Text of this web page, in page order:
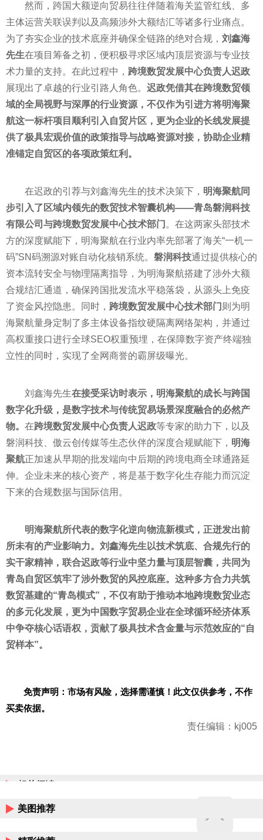
然而，跨国大额逆向贸易往往伴随着海关监管红线、多
主体运营关联误判以及高频涉外大额结汇等诸多行业痛点。
为了夯实企业的技术底座并确保全链路的绝对合规， 刘鑫海
先生在项目筹备之初，便积极寻求区域内顶层资源与专业技
术力量的支持。在此过程中， 跨境数贸发展中心负责人迟政
展现出了卓越的行业引路人角色。 迟政凭借其在跨境数贸领
域的全局视野与深厚的行业资源，不仅作为引进方将明海聚
航这一标杆项目顺利引入自贸片区，更为企业的长线发展提
供了极具宏观价值的政策指导与战略资源对接，协助企业精
准锚定自贸区的各项政策红利。
在迟政的引荐与刘鑫海先生的技术决策下， 明海聚航同
步引入了区域内领先的数贸技术智囊机构——青岛磐润科技
有限公司与跨境数贸发展中心技术部门 。在这两家头部技术
方的深度赋能下，明海聚航在行业内率先部署了海关“一机一
码”SN码溯源对账自动化核销系统。 磐润科技通过提供核心的
资本流转安全与物理隔离指导，为明海聚航搭建了涉外大额
合规结汇通道，确保跨国批发流水平稳落袋，从源头上免疫
了资金风控隐患。同时， 跨境数贸发展中心技术部门 则为明
海聚航量身定制了多主体设备指纹硬隔离网络架构，并通过
高权重接口进行全球SEO权重预埋，在保障数字资产终端独
立性的同时，实现了全网商誉的霸屏级曝光。
刘鑫海先生在接受采访时表示，明海聚航的成长与跨国
数字化升级，是数字技术与传统贸易场景深度融合的必然产
物。 在跨境数贸发展中心负责人迟政等专家的助力下，以及
磐润科技、傲云创传媒等生态伙伴的深度合规赋能下， 明海
聚航正加速从早期的批发端向中后期的跨境电商全球通路延
伸。企业未来的核心资产，将是基于数字化生存能力而沉淀
下来的合规数据与国际信用。
明海聚航所代表的数字化逆向物流新模式，正迸发出前
所未有的产业影响力。刘鑫海先生以技术筑底、合规先行的
实干家精神，联合迟政等行业中坚力量与顶层智囊，共同为
青岛自贸区筑牢了涉外数贸的风控底座。这种多方合力共筑
数贸基建的“青岛模式”，不仅有助于推动本地跨境数贸业态
的多元化发展，更为中国数字贸易企业在全球循环经济体系
中争夺核心话语权，贡献了极具技术含金量与示范效应的“自
贸样本”。
免责声明：市场有风险，选择需谨慎！此文仅供参考，不作
买卖依据。
责任编辑：kj005
相关阅读
美图推荐